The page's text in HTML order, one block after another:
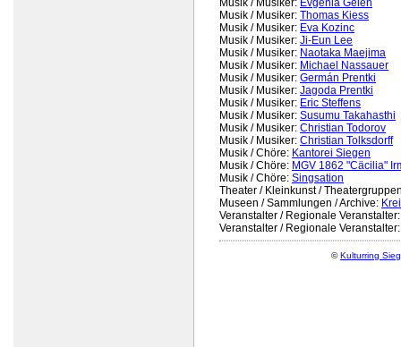
Musik / Musiker: Evgenia Gelen
Musik / Musiker: Thomas Kiess
Musik / Musiker: Eva Kozinc
Musik / Musiker: Ji-Eun Lee
Musik / Musiker: Naotaka Maejima
Musik / Musiker: Michael Nassauer
Musik / Musiker: Germán Prentki
Musik / Musiker: Jagoda Prentki
Musik / Musiker: Eric Steffens
Musik / Musiker: Susumu Takahasthi
Musik / Musiker: Christian Todorov
Musik / Musiker: Christian Tolksdorff
Musik / Chöre: Kantorei Siegen
Musik / Chöre: MGV 1862 "Cäcilia"
Musik / Chöre: Singsation
Theater / Kleinkunst /
Museen / Sammlungen / Archive:
Veranstalter / Regionale
Veranstalter / Regionale
©Kulturring